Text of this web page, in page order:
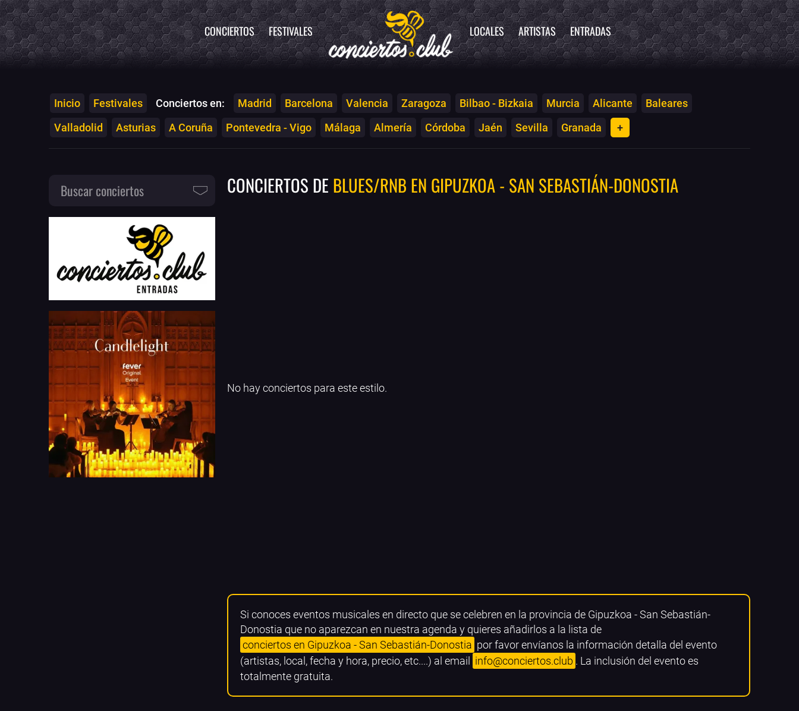
CONCIERTOS FESTIVALES LOCALES ARTISTAS ENTRADAS
Inicio Festivales Conciertos en: Madrid Barcelona Valencia Zaragoza Bilbao - Bizkaia Murcia Alicante
Baleares
Valladolid
Asturias A Coruña Pontevedra - Vigo Málaga Almería Córdoba Jaén Sevilla Granada +
CONCIERTOS DE BLUES/RNB EN GIPUZKOA - SAN SEBASTIÁN-DONOSTIA
No hay conciertos para este estilo.
Si conoces eventos musicales en directo que se celebren en la provincia de Gipuzkoa - San Sebastián-
Donostia que no aparezcan en nuestra agenda y quieres añadirlos a la lista de
conciertos en Gipuzkoa - San Sebastián-Donostia por favor envíanos la información detalla del evento
(artistas, local, fecha y hora, precio, etc....) al email
info@conciertos.club . La inclusión del evento es
totalmente gratuita.
Buscar conciertos